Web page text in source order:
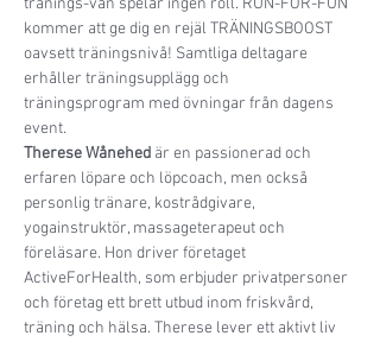
tränings-van spelar ingen roll. RUN-FOR-FUN
kommer att ge dig en rejäl TRÄNINGSBOOST
oavsett träningsnivå! Samtliga deltagare
erhåller träningsupplägg och
träningsprogram med övningar från dagens
event.
Therese Wånehed är en passionerad och
erfaren löpare och löpcoach, men också
personlig tränare, kostrådgivare,
yogainstruktör, massageterapeut och
föreläsare. Hon driver företaget
ActiveForHealth, som erbjuder privatpersoner
och företag ett brett utbud inom friskvård,
träning och hälsa. Therese lever ett aktivt liv